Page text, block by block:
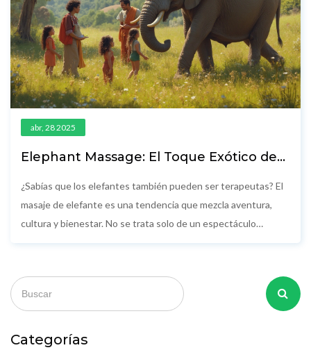
abr, 28 2025
Elephant Massage: El Toque Exótico de
¿Sabías que los elefantes también pueden ser terapeutas? El
masaje de elefante es una tendencia que mezcla aventura,
cultura y bienestar. No se trata solo de un espectáculo
los riesgos y los beneficios reales. Si te planteas probarlo, este
artículo te da todos los datos claros y sin rodeos.
Categorías